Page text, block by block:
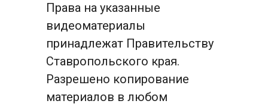
Права на указанные
видеоматериалы
принадлежат Правительству
Ставропольского края.
Разрешено копирование
материалов в любом